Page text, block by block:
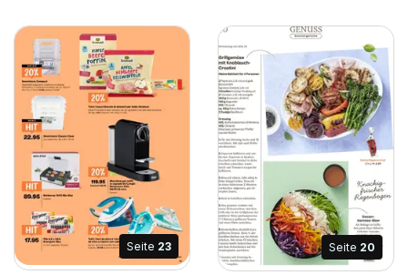
Seite 23 Seite 20